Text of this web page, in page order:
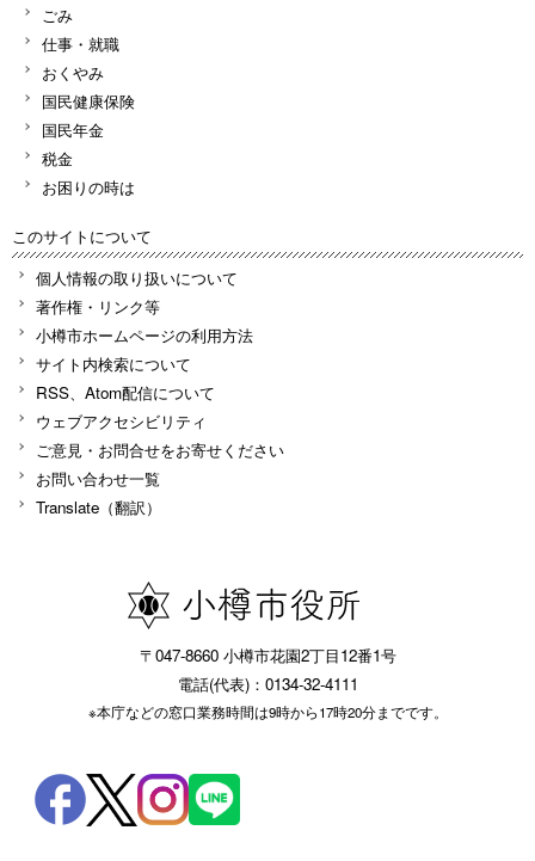
ごみ
仕事・就職
おくやみ
国民健康保険
国民年金
税金
お困りの時は
このサイトについて
個人情報の取り扱いについて
著作権・リンク等
小樽市ホームページの利用方法
サイト内検索について
RSS、Atom配信について
ウェブアクセシビリティ
ご意見・お問合せをお寄せください
お問い合わせ一覧
Translate（翻訳）
〒047-8660 小樽市花園2丁目12番1号
電話(代表)：0134-32-4111
※本庁などの窓口業務時間は9時から17時20分までです。